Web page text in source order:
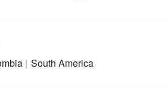
South America